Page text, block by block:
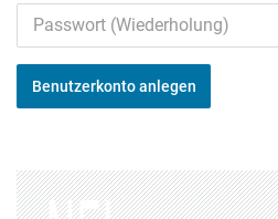
Benutzerkonto anlegen